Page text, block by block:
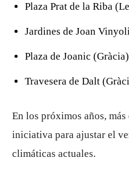
Plaza Prat de la Riba
Jardines de Joan
Plaza de Joanic (Gràcia)
Travesera de Dalt
En los próximos años, más
iniciativa para ajustar el
climáticas actuales.